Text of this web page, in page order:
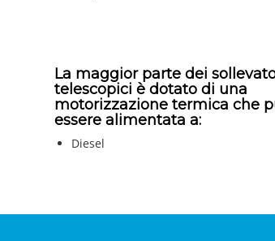
La maggior parte dei
telescopici è dotato di una
motorizzazione termica che
essere alimentata a:
Diesel